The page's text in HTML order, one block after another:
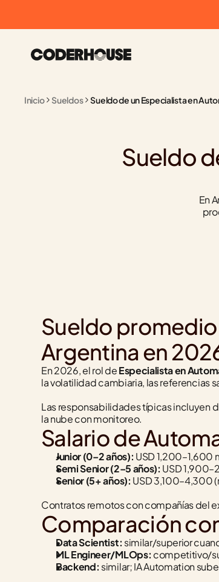
Inicio Sueldos Sueldo de un Especialista en
Sueldo
En
Sueldo promedio
Argentina en
En 2026, el rol de Especialista en
la volatilidad cambiaria, las referencias
Las responsabilidades típicas incluyen
la nube con monitoreo.
Salario de
Junior (0–2 años): USD 1,200–1,600
Semi Senior (2–5 años): USD
Senior (5+ años): USD 3,100–4,300
Contratos remotos con compañías del
Comparación
Data Scientist: similar/superior
ML Engineer/MLOps: competitivo/
Backend: similar; IA Automation